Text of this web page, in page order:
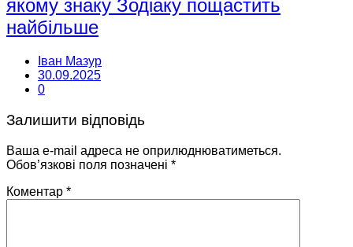
якому знаку Зодіаку пощастить
найбільше
Іван Мазур
30.09.2025
0
Залишити відповідь
Ваша e-mail адреса не оприлюднюватиметься.
Обов’язкові поля позначені *
Коментар *